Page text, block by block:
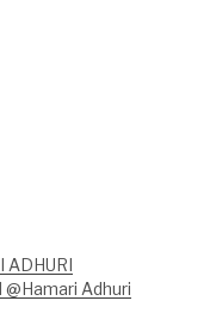
ADHURI
@Hamari Adhuri